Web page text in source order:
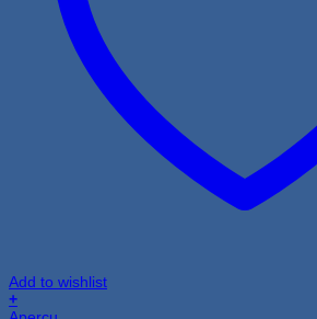
Add to wishlist
+